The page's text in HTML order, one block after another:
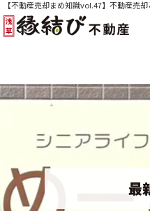
【不動産売却まめ知識vol.47】不動産売
最